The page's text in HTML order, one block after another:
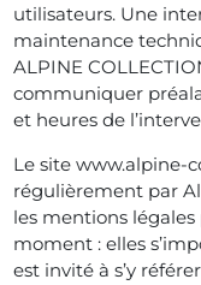
utilisateurs. Une
maintenance
ALPINE
communiquer
et heures de
Le site www.alpine-
régulièrement par
les mentions
moment : elles
est invité à s’y